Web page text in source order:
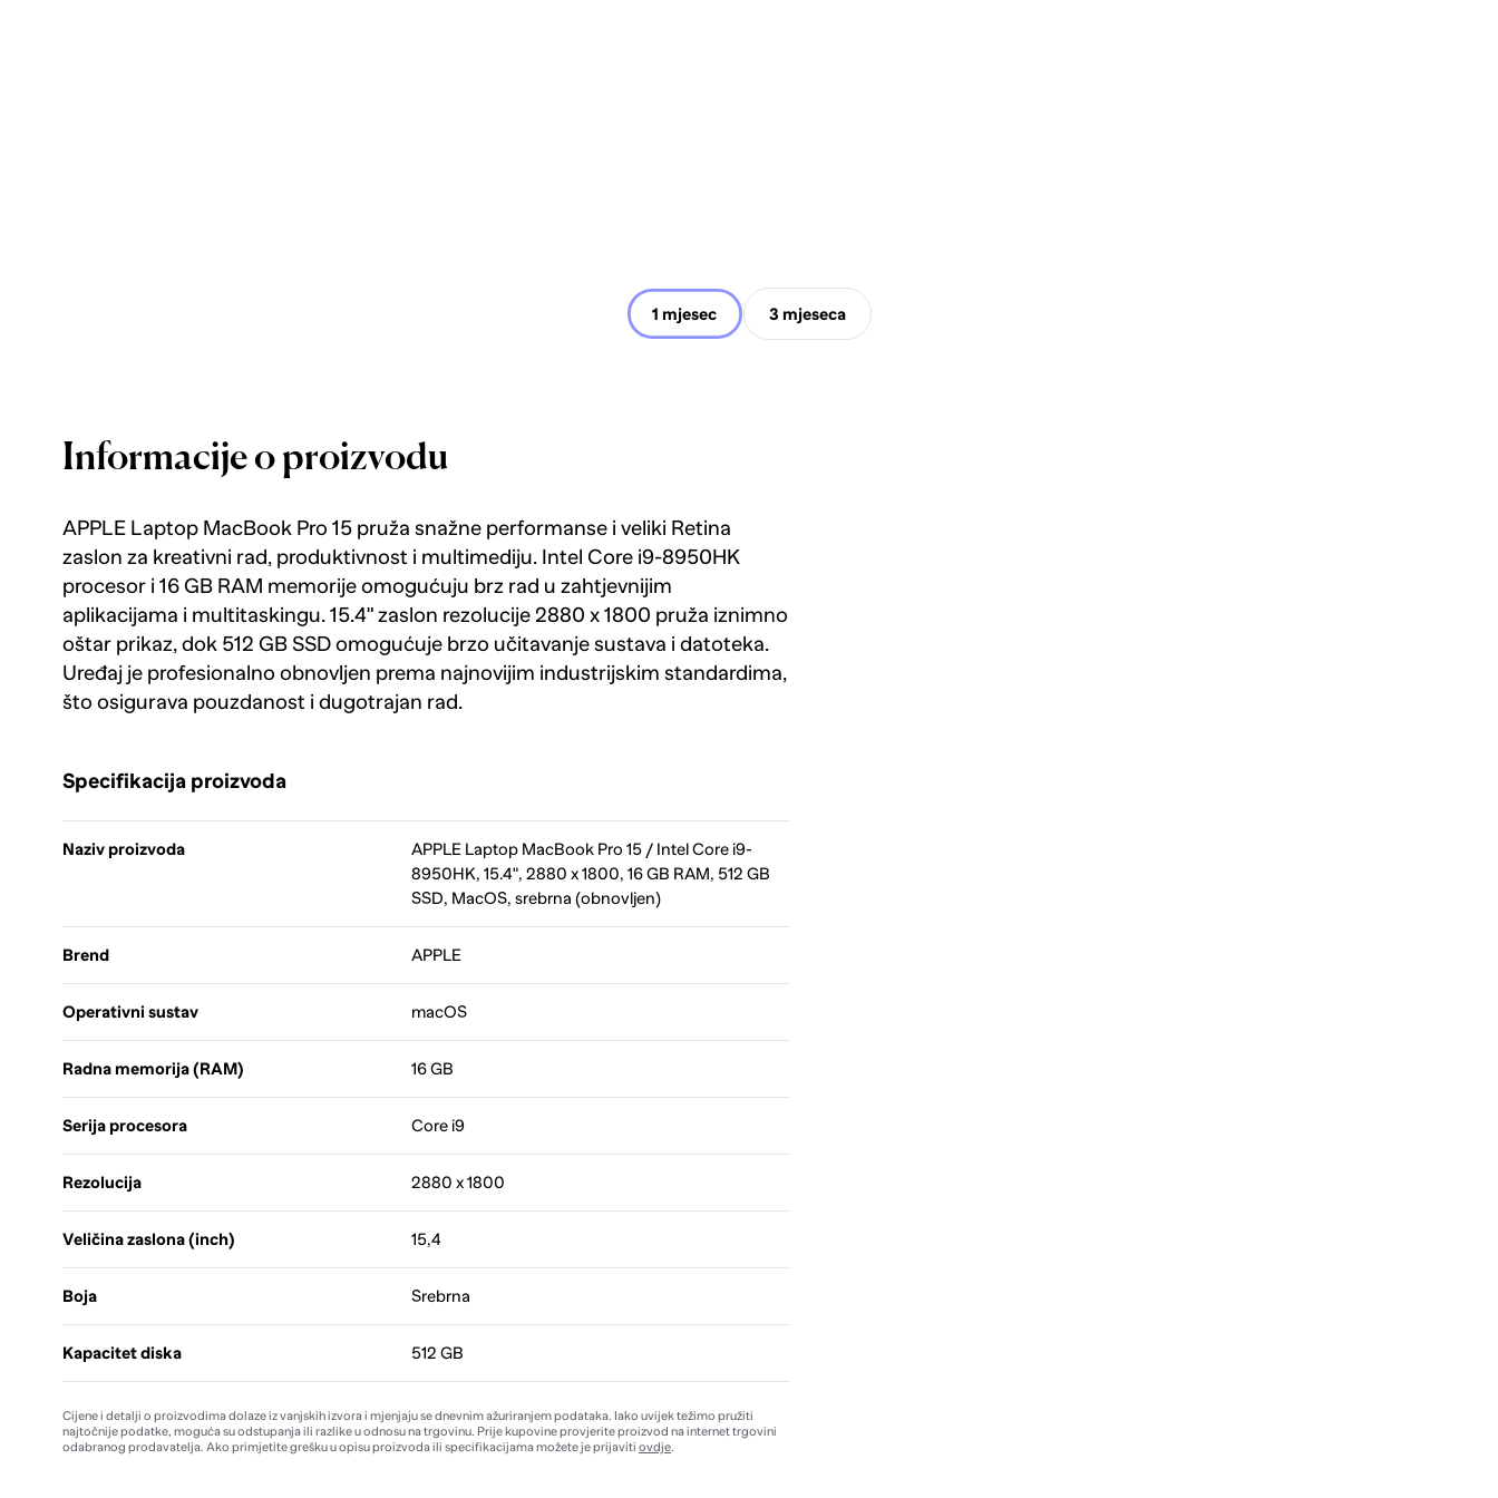
1 mjesec 3 mjeseca
Informacije o proizvodu
APPLE Laptop MacBook Pro 15 pruža snažne performanse i veliki Retina
zaslon za kreativni rad, produktivnost i multimediju. Intel Core i9-8950HK
procesor i 16 GB RAM memorije omogućuju brz rad u zahtjevnijim
aplikacijama i multitaskingu. 15.4" zaslon rezolucije 2880 x 1800 pruža iznimno
oštar prikaz, dok 512 GB SSD omogućuje brzo učitavanje sustava i datoteka.
Uređaj je profesionalno obnovljen prema najnovijim industrijskim standardima,
što osigurava pouzdanost i dugotrajan rad.
Specifikacija proizvoda
Naziv proizvoda
APPLE Laptop MacBook Pro 15 / Intel Core i9-
8950HK, 15.4", 2880 x 1800, 16 GB RAM, 512 GB
SSD, MacOS, srebrna (obnovljen)
Brend APPLE
Operativni sustav macOS
Radna memorija (RAM) 16 GB
Serija procesora Core i9
Rezolucija 2880 x 1800
Veličina zaslona (inch) 15,4
Boja Srebrna
Kapacitet diska 512 GB
Cijene i detalji o proizvodima dolaze iz vanjskih izvora i mjenjaju se dnevnim ažuriranjem podataka. Iako uvijek težimo pružiti
najtočnije podatke, moguća su odstupanja ili razlike u odnosu na trgovinu. Prije kupovine provjerite proizvod na internet trgovini
odabranog prodavatelja. Ako primjetite grešku u opisu proizvoda ili specifikacijama možete je prijaviti ovdje.